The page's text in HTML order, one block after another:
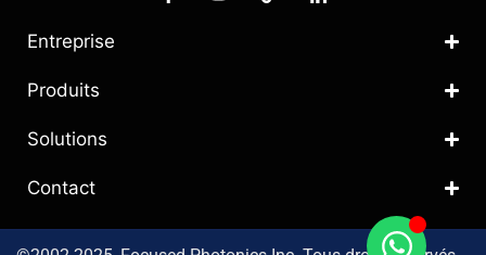
Entreprise
Produits
Solutions
Contact